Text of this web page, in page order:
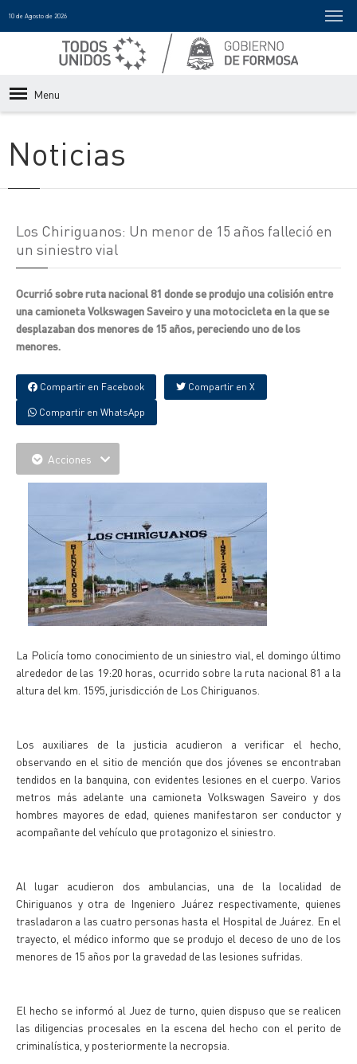
10 de Agosto de 2026
Menu
Noticias
Los Chiriguanos: Un menor de 15 años falleció en
un siniestro vial
Ocurrió sobre ruta nacional 81 donde se produjo una colisión entre
una camioneta Volkswagen Saveiro y una motocicleta en la que se
desplazaban dos menores de 15 años, pereciendo uno de los
menores.
Compartir en Facebook Compartir en X
Compartir en WhatsApp
Acciones
La Policía tomo conocimiento de un siniestro vial, el domingo último
alrededor de las 19:20 horas, ocurrido sobre la ruta nacional 81 a la
altura del km. 1595, jurisdicción de Los Chiriguanos.
Los auxiliares de la justicia acudieron a verificar el hecho,
observando en el sitio de mención que dos jóvenes se encontraban
tendidos en la banquina, con evidentes lesiones en el cuerpo. Varios
metros más adelante una camioneta Volkswagen Saveiro y dos
hombres mayores de edad, quienes manifestaron ser conductor y
acompañante del vehículo que protagonizo el siniestro.
Al lugar acudieron dos ambulancias, una de la localidad de
Chiriguanos y otra de Ingeniero Juárez respectivamente, quienes
trasladaron a las cuatro personas hasta el Hospital de Juárez. En el
trayecto, el médico informo que se produjo el deceso de uno de los
menores de 15 años por la gravedad de las lesiones sufridas.
El hecho se informó al Juez de turno, quien dispuso que se realicen
las diligencias procesales en la escena del hecho con el perito de
criminalística, y posteriormente la necropsia.